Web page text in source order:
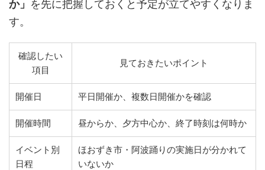
か」 を先に把握しておくと予定が立てやすくなりま
す。
確認したい
項目
見ておきたいポイント
開催日 平日開催か、複数日開催かを確認
開催時間 昼からか、夕方中心か、終了時刻は何時か
イベント別
日程
ほおずき市・阿波踊りの実施日が分かれて
いないか